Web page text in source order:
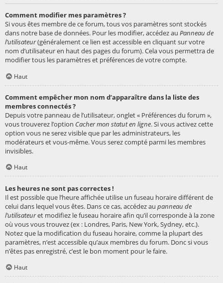
Comment modifier mes paramètres ?
Si vous êtes membre de ce forum, tous vos paramètres sont stockés
dans notre base de données. Pour les modifier, accédez au Panneau de
l’utilisateur(généralement ce lien est accessible en cliquant sur votre
nom d’utilisateur en haut des pages du forum). Cela vous permettra de
modifier tous les paramètres et préférences de votre compte.
Haut
Comment empêcher mon nom d’apparaître dans la liste des
membres connectés ?
Depuis votre panneau de l’utilisateur, onglet « Préférences du forum »,
vous trouverez l’option Cacher mon statut en ligne. Si vous activez cette
option vous ne serez visible que par les administrateurs, les
modérateurs et vous-même. Vous serez compté parmi les membres
invisibles.
Haut
Les heures ne sont pas correctes !
Il est possible que l’heure affichée utilise un fuseau horaire différent de
celui dans lequel vous êtes. Dans ce cas, accédez au panneau de
l’utilisateuret modifiez le fuseau horaire afin qu’il corresponde à la zone
où vous vous trouvez (ex : Londres, Paris, New York, Sydney, etc.).
Notez que la modification du fuseau horaire, comme la plupart des
paramètres, n’est accessible qu’aux membres du forum. Donc si vous
n’êtes pas enregistré, c’est le bon moment pour le faire.
Haut